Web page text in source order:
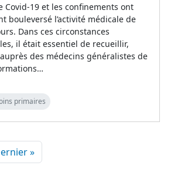
Covid-19 et les confinements ont
bouleversé l’activité médicale de
Dans ces circonstances
il était essentiel de recueillir,
des médecins généralistes de
primaires
»Dernière page